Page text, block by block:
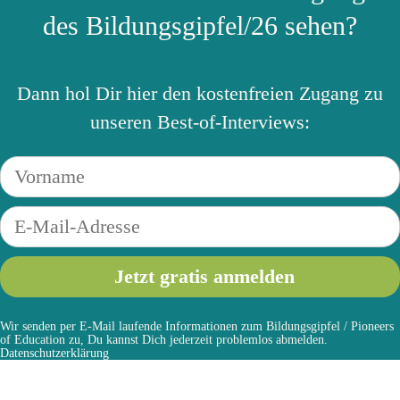
des Bildungsgipfel/26 sehen?
Dann hol Dir hier den kostenfreien Zugang zu
unseren Best-of-Interviews:
Wir senden per E-Mail laufende Informationen zum Bildungsgipfel / Pioneers
of Education zu, Du kannst Dich jederzeit problemlos abmelden.
Datenschutzerklärung